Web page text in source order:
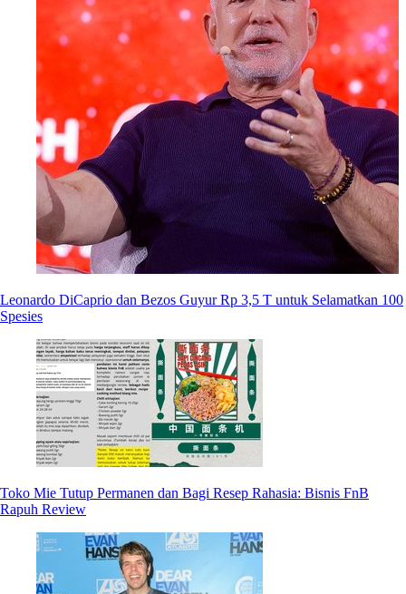
Leonardo DiCaprio dan Bezos Guyur Rp 3,5 T untuk Selamatkan 100
Spesies
Toko Mie Tutup Permanen dan Bagi Resep Rahasia: Bisnis FnB
Rapuh Review